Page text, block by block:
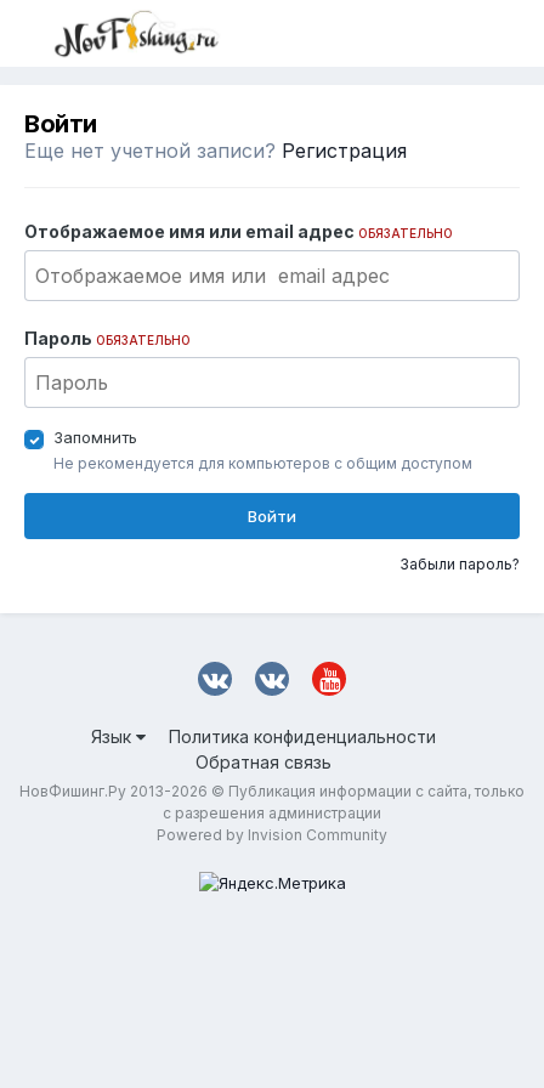
Войти
Еще нет учетной записи? Регистрация
Отображаемое имя или email адрес ОБЯЗАТЕЛЬНО
Пароль ОБЯЗАТЕЛЬНО
Запомнить
Не рекомендуется для компьютеров с общим доступом
Войти
Забыли пароль?
Язык
Политика конфиденциальности
Обратная связь
НовФишинг.Ру 2013-2026 © Публикация информации с сайта, только
с разрешения администрации
Powered by Invision Community